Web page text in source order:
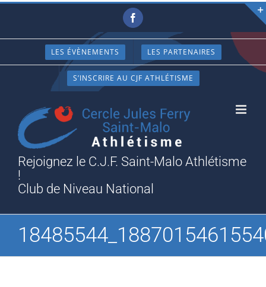
Passer
contenu
Facebook
LES ÉVÈNEMENTS LES PARTENAIRES
S’INSCRIRE AU CJF ATHLÉTISME
Rejoignez le C.J.F. Saint-Malo Athlétisme
!
Club de Niveau National